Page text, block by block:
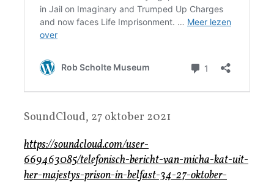
SoundCloud, 27 oktober 2021
https://soundcloud.com/user-
669463085/telefonisch-bericht-van-micha-kat-uit-
her-majestys-prison-in-belfast-34-27-oktober-